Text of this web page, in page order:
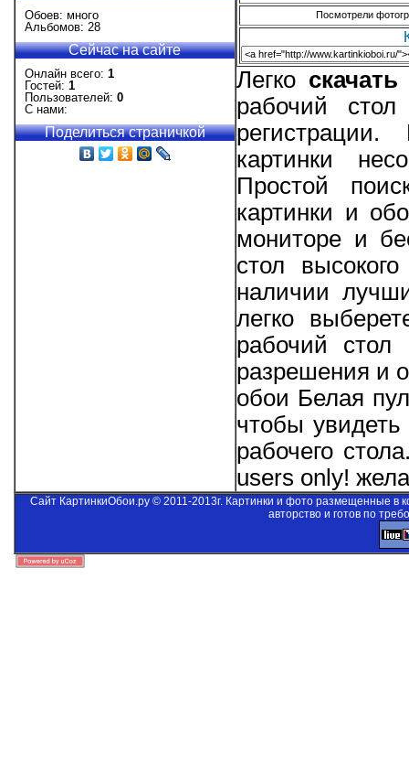
Обоев: много
Альбомов: 28
Сейчас на сайте
Онлайн всего: 1
Гостей: 1
Пользователей: 0
С нами:
Поделиться страничкой
Посмотрели
Легко
рабочий
картинки
Простой
картинки и
мониторе и
стол
наличии
легко
рабочий стол
разрешения и
обои Белая
чтобы
рабочего
users only!
Сайт КартинкиОбои.ру © 2011-2013г. Картинки и фото размещенные в
авторство и готов по